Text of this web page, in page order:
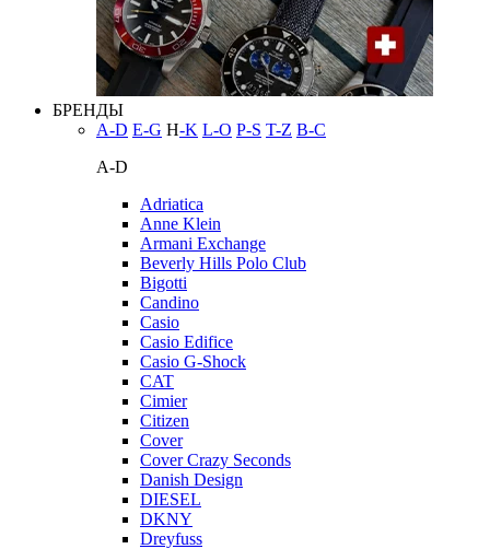
БРЕНДЫ
A-D E-G H-K L-O P-S T-Z В-С
A-D
Adriatica
Anne Klein
Armani Exchange
Beverly Hills Polo Club
Bigotti
Candino
Casio
Casio Edifice
Casio G-Shock
CAT
Cimier
Citizen
Cover
Cover Crazy Seconds
Danish Design
DIESEL
DKNY
Dreyfuss